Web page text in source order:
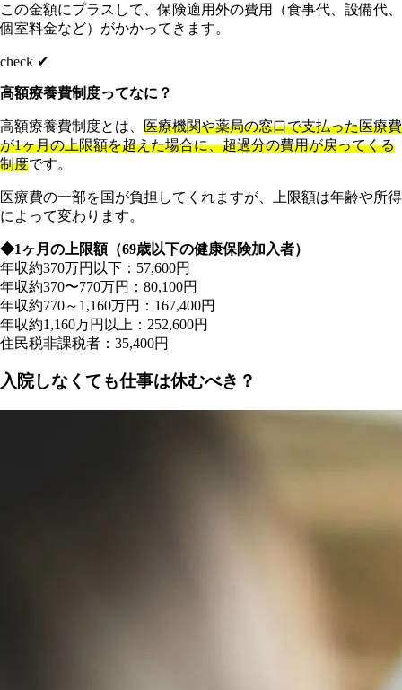
この金額にプラスして、保険適用外の費用（食事代、設備代、
個室料金など）がかかってきます。
check ✔︎
高額療養費制度ってなに？
高額療養費制度とは、 医療機関や薬局の窓口で支払った医療費
が1ヶ月の上限額を超えた場合に、超過分の費用が戻ってくる
制度です。
医療費の一部を国が負担してくれますが、上限額は年齢や所得
によって変わります。
◆1ヶ月の上限額（69歳以下の健康保険加入者）
年収約370万円以下：57,600円
年収約370〜770万円：80,100円
年収約770～1,160万円：167,400円
年収約1,160万円以上：252,600円
住民税非課税者：35,400円
入院しなくても仕事は休むべき？